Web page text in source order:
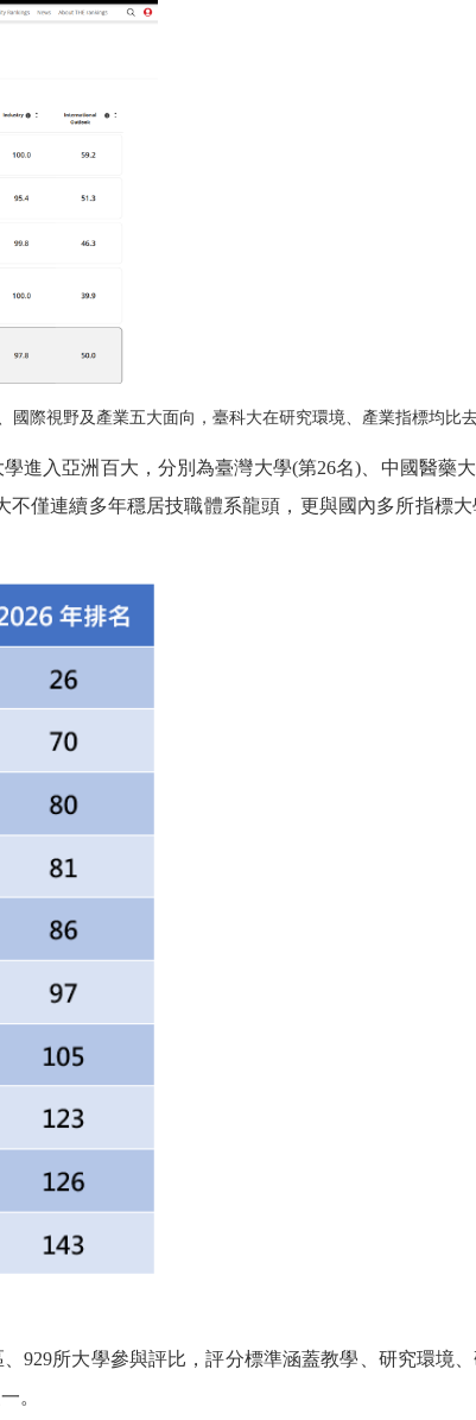
際視野及產業五大面向，臺科大在研究環境、產業指標均比去
學進入亞洲百大，分別為臺灣大學(第26名) 、中國醫藥
不僅連續多年穩居技職體系龍頭，更與國內多所指標
、929所大學參與評比，評分標準涵蓋教學、研究環境
。